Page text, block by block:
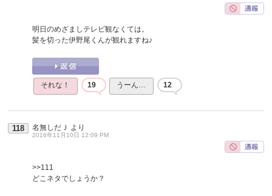
明日のめざましテレビ観なくては。
髪を切った伊野尾くんが観れますね♪
それな！ 19 うーん… 12
118 名無しだＪ より
2016年11月10日 12:09 PM
>>111
どこネタでしょうか？